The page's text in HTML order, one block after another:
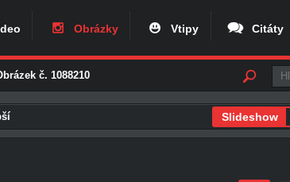
Obrázky Vtipy Citáty
č. 1088210
Slideshow